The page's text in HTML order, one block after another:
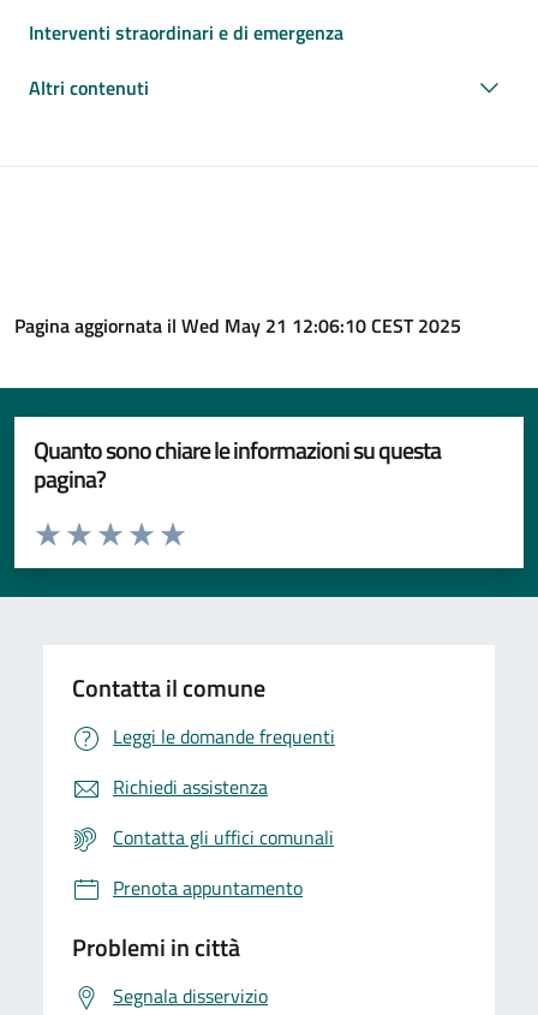
Interventi straordinari e di emergenza
Altri contenuti
Pagina aggiornata il Wed May 21 12:06:10 CEST 2025
Quanto sono chiare le informazioni su questa
pagina?
Valuta da 1 a 5 stelle la pagina
Valuta 5 stelle su 5
Valuta 4 stelle su 5
Valuta 3 stelle su 5
Valuta 2 stelle su 5
Valuta 1 stelle su 5
Contatta il comune
Leggi le domande frequenti
Richiedi assistenza
Contatta gli uffici comunali
Prenota appuntamento
Problemi in città
Segnala disservizio